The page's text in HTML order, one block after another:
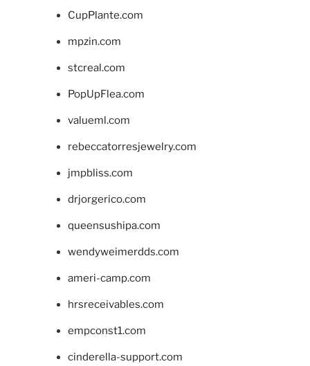
CupPlante.com
mpzin.com
stcreal.com
PopUpFlea.com
valueml.com
rebeccatorresjewelry.com
jmpbliss.com
drjorgerico.com
queensushipa.com
wendyweimerdds.com
ameri-camp.com
hrsreceivables.com
empconst1.com
cinderella-support.com